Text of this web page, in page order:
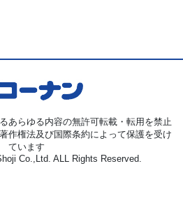
あらゆる内容の無許可転載・転用を禁止
作権法及び国際条約によって保護を受け
ています
Co.,Ltd. ALL Rights Reserved.